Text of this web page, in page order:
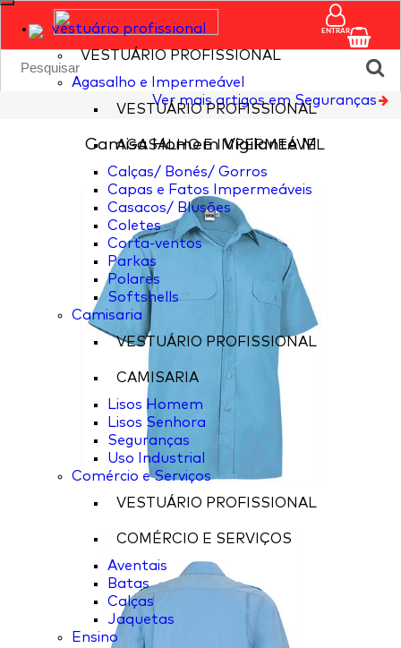
vestuário profissional
VESTUÁRIO PROFISSIONAL
Agasalho e Impermeável
VESTUÁRIO PROFISSIONAL
AGASALHO E IMPERMEÁVEL
Calças/ Bonés/ Gorros
Capas e Fatos Impermeáveis
Casacos/ Blusões
Coletes
Corta-ventos
Parkas
Polares
Softshells
Camisaria
VESTUÁRIO PROFISSIONAL
CAMISARIA
Lisos Homem
Lisos Senhora
Seguranças
Uso Industrial
Comércio e Serviços
VESTUÁRIO PROFISSIONAL
COMÉRCIO E SERVIÇOS
Aventais
Batas
Calças
Jaquetas
Ensino
ENTRAR
Ver mais artigos em Seguranças
Camisa Homem Vigilante M